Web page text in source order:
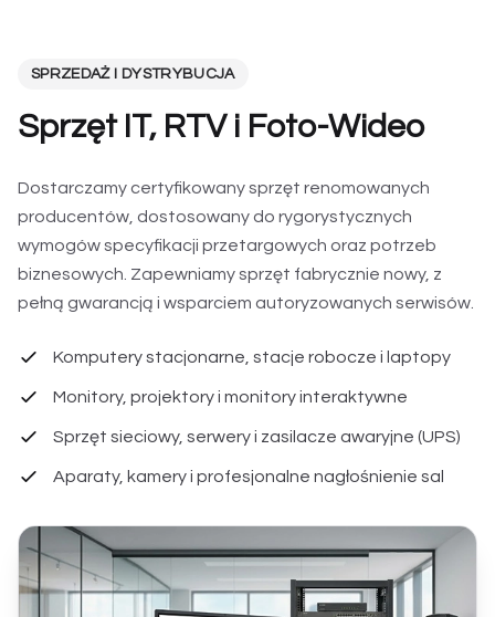
SPRZEDAŻ I DYSTRYBUCJA
Sprzęt IT, RTV i Foto-Wideo
Dostarczamy certyfikowany sprzęt renomowanych
producentów, dostosowany do rygorystycznych
wymogów specyfikacji przetargowych oraz potrzeb
biznesowych. Zapewniamy sprzęt fabrycznie nowy, z
pełną gwarancją i wsparciem autoryzowanych serwisów.
Komputery stacjonarne, stacje robocze i laptopy
Monitory, projektory i monitory interaktywne
Sprzęt sieciowy, serwery i zasilacze awaryjne (UPS)
Aparaty, kamery i profesjonalne nagłośnienie sal